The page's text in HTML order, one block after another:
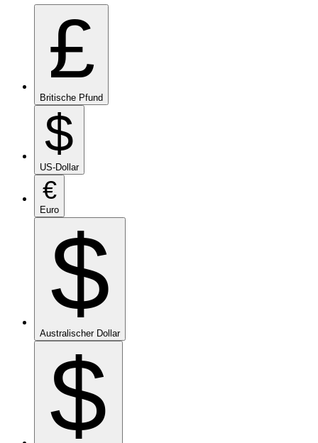
£
Britische Pfund
$
US-Dollar
€
Euro
$
Australischer Dollar
$